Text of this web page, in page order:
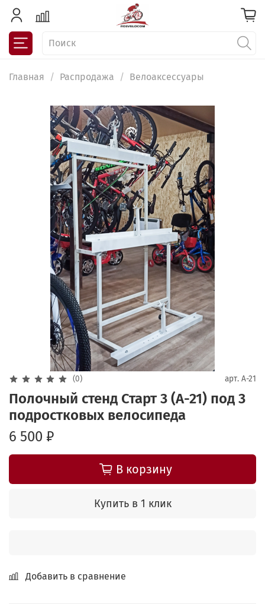
Главная Распродажа Велоаксессуары
(0) арт. A-21
Полочный стенд Старт 3 (A-21) под 3
подростковых велосипеда
6 500 ₽
В корзину
Купить в 1 клик
Добавить в сравнение